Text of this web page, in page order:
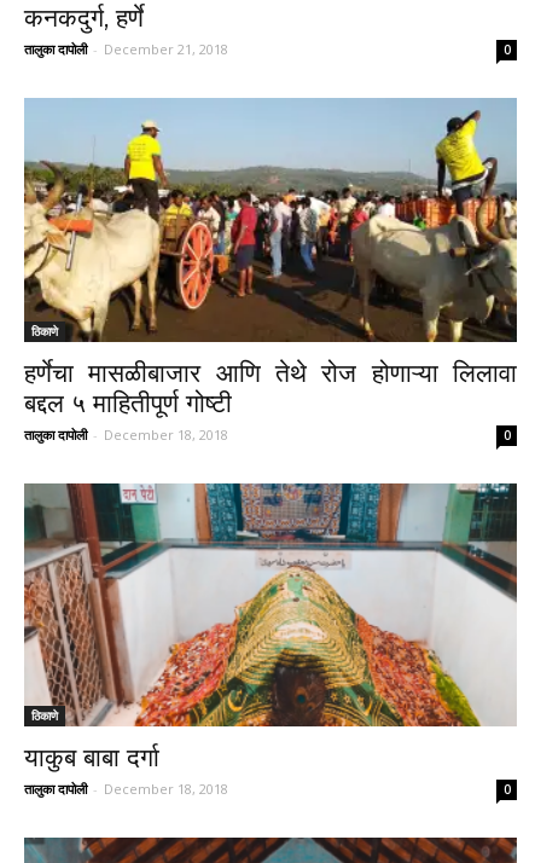
कनकदुर्ग, हर्णे
तालुका दापोली - December 21, 2018 0
ठिकाणे
हर्णेचा मासळीबाजार आणि तेथे रोज होणाऱ्या लिलावा
बद्दल ५ माहितीपूर्ण गोष्टी
तालुका दापोली - December 18, 2018 0
ठिकाणे
याकुब बाबा दर्गा
तालुका दापोली - December 18, 2018 0